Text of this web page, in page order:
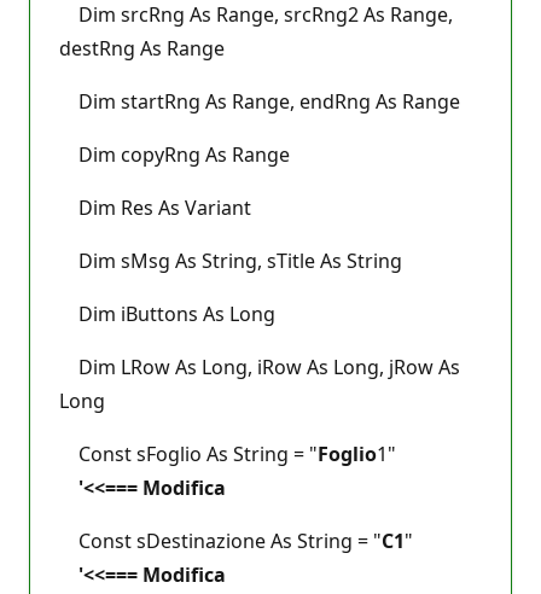
Dim srcRng As Range, srcRng2 As Range,
destRng As Range
Dim startRng As Range, endRng As Range
Dim copyRng As Range
Dim Res As Variant
Dim sMsg As String, sTitle As String
Dim iButtons As Long
Dim LRow As Long, iRow As Long, jRow As
Long
Const sFoglio As String = "Foglio1"
'<<=== Modifica
Const sDestinazione As String = "C1"
'<<=== Modifica